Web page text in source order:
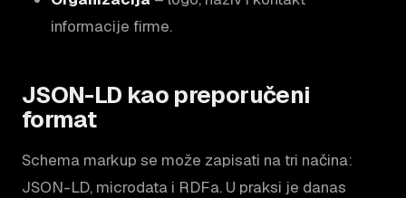
informacije firme.
JSON-LD kao preporučeni
format
Schema markup se može zapisati na tri načina:
JSON-LD, microdata i RDFa. U praksi je danas